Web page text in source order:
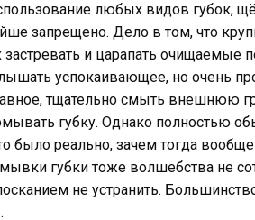
любых видов губок,
запрещено. Дело в том, что
и царапать очищаемые
успокаивающее, но очень
тщательно смыть внешнюю
губку. Однако полностью
было реально, зачем тогда
губки тоже волшебства не
не устранить.